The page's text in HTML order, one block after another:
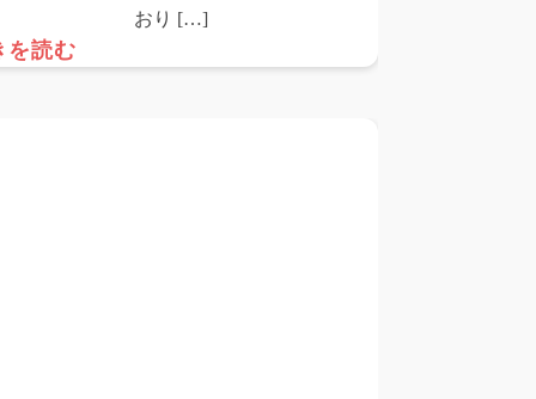
おり […]
を読む